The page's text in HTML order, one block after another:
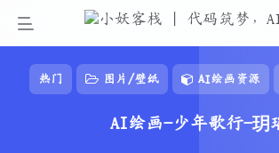
热门 图片/壁纸 AI绘画资源
AI绘画-少年歌行-玥